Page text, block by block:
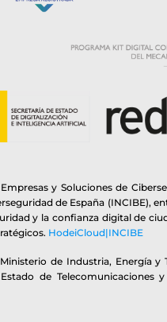
y Soluciones de
de España (INCIBE),
y la confianza digital de
HodeiCloud|INCIBE
de Industria, Energía y
de Telecomunicaciones